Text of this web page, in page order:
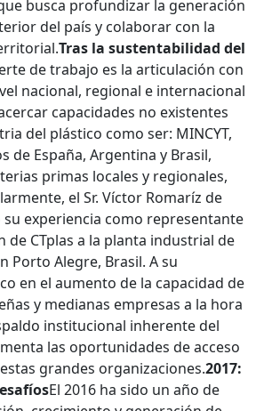
busca profundizar la generación
del país y colaborar con la
Tras la sustentabilidad del
de trabajo es la articulación con
nacional, regional e internacional
capacidades no existentes
del plástico como ser: MINCYT,
de España, Argentina y Brasil,
primas locales y regionales,
el Sr. Víctor Romaríz de
su experiencia como representante
de CTplas a la planta industrial de
Porto Alegre, Brasil. A su
en el aumento de la capacidad de
y medianas empresas a la hora
institucional inherente del
las oportunidades de acceso
grandes organizaciones.2017:
El 2016 ha sido un año de